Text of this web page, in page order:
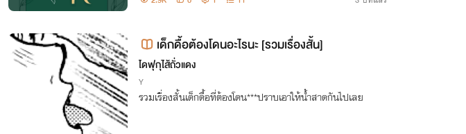
ด็ดขาด
เด็กดื้อต้องโดนอะไรนะ [รวมเรื่องสั้น]
ไดฟุกุไส้ถั่วแดง
Y
รวมเรื่องสั้นเด็กดื้อที่ต้องโดน***ปราบเอาให้น้ำสาดกันไปเลย